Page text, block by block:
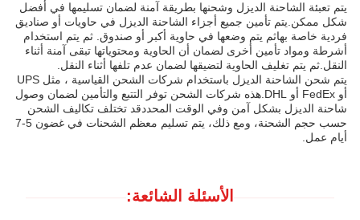
يتم تعبئة الشاحنة الديزل وشحنها بطريقة آمنة لضمان تسليمها في أفضل
شكل ممكن.يتم تأمين جميع أجزاء الشاحنة الديزل في حاويات أو صناديق
فردية خاصة بهاثم يتم وضعها في حاوية أكبر أو صندوق. ثم يتم استخدام
أشرطة ومواد تأمين أخرى لضمان أن الحاوية ومحتوياتها تبقى آمنة أثناء
النقل.ثم يتم تغليف الحاوية لتضيقها لضمان عدم تلفها أثناء النقل.
يتم شحن الشاحنة الديزل باستخدام شركات الشحن القياسية ، مثل UPS
أو FedEx أو DHL.هذه شركات الشحن توفر التتبع والتأمين لضمان وصول
شاحنة الديزل بشكل آمن وفي الوقت المحددقد تختلف تكاليف الشحن
حسب حجم الشحنة، ومع ذلك، يتم تسليم معظم الشحنات في غضون 5-7
أيام عمل.
الأسئلة الشائعة: